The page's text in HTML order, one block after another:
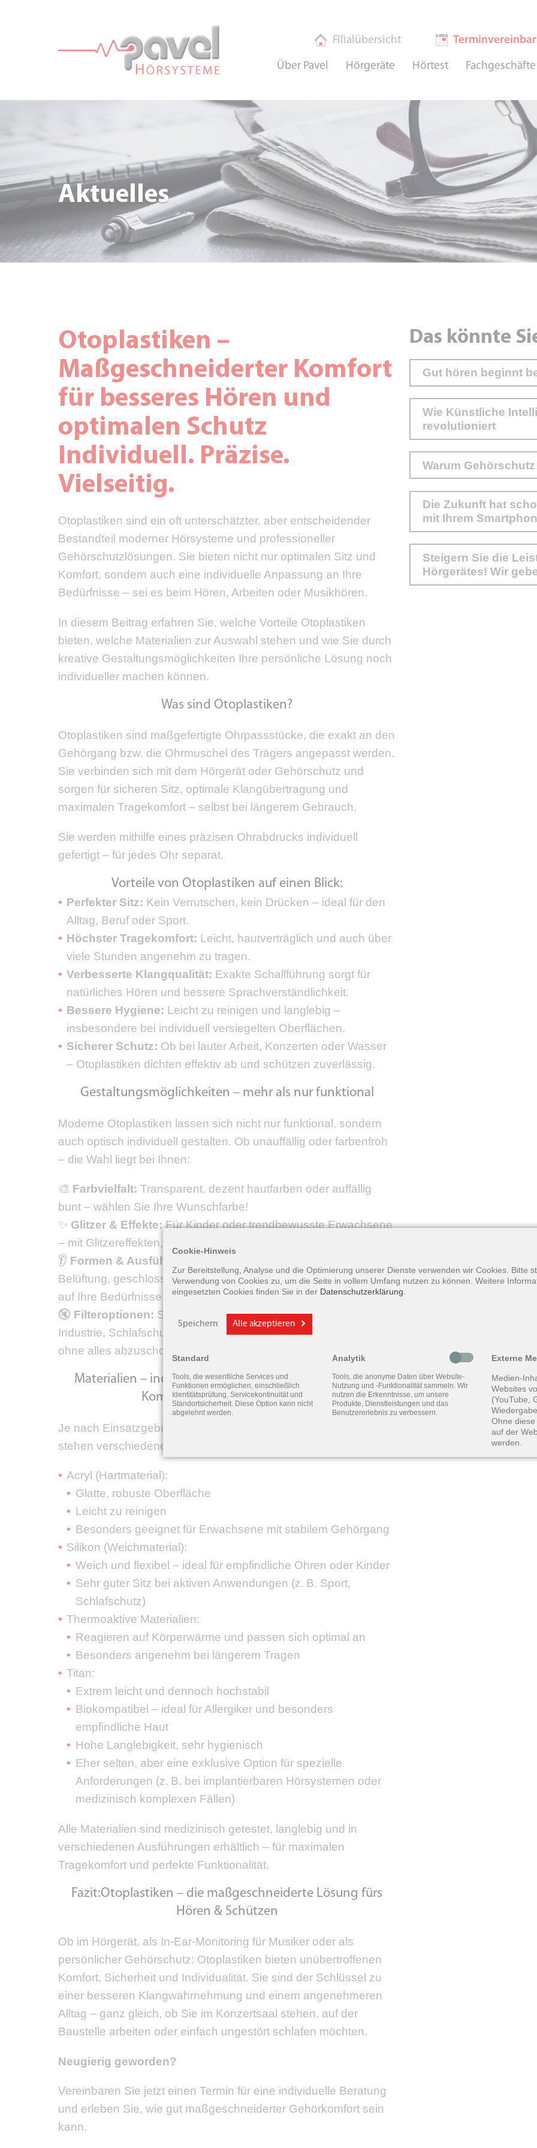
Filialübersicht
Über Pavel Hörgeräte Hörtest Fachgeschäfte
Aktuelles
Otoplastiken –
Maßgeschneiderter Komfort
für besseres Hören und
optimalen Schutz
Individuell. Präzise.
Vielseitig.
Otoplastiken sind ein oft unterschätzter, aber entscheidender
Bestandteil moderner Hörsysteme und professioneller
Gehörschutzlösungen. Sie bieten nicht nur optimalen Sitz und
Komfort, sondern auch eine individuelle Anpassung an Ihre
Bedürfnisse – sei es beim Hören, Arbeiten oder Musikhören.
In diesem Beitrag erfahren Sie, welche Vorteile Otoplastiken
bieten, welche Materialien zur Auswahl stehen und wie Sie durch
kreative Gestaltungsmöglichkeiten Ihre persönliche Lösung noch
individueller machen können.
Was sind Otoplastiken?
Otoplastiken sind maßgefertigte Ohrpassstücke, die exakt an den
Gehörgang bzw. die Ohrmuschel des Trägers angepasst werden.
Sie verbinden sich mit dem Hörgerät oder Gehörschutz und
sorgen für sicheren Sitz, optimale Klangübertragung und
maximalen Tragekomfort – selbst bei längerem Gebrauch.
Sie werden mithilfe eines präzisen Ohrabdrucks individuell
gefertigt – für jedes Ohr separat.
Vorteile von Otoplastiken auf einen Blick:
Perfekter Sitz: Kein Verrutschen, kein Drücken – ideal für den
Alltag, Beruf oder Sport.
Höchster Tragekomfort: Leicht, hautverträglich und auch über
viele Stunden angenehm zu tragen.
Verbesserte Klangqualität: Exakte Schallführung sorgt für
natürliches Hören und bessere Sprachverständlichkeit.
Bessere Hygiene: Leicht zu reinigen und langlebig –
insbesondere bei individuell versiegelten Oberflächen.
Sicherer Schutz: Ob bei lauter Arbeit, Konzerten oder Wasser
– Otoplastiken dichten effektiv ab und schützen zuverlässig.
Gestaltungsmöglichkeiten – mehr als nur funktional
Moderne Otoplastiken lassen sich nicht nur funktional, sondern
auch optisch individuell gestalten. Ob unauffällig oder farbenfroh
– die Wahl liegt bei Ihnen:
🎨 Farbvielfalt: Transparent, dezent hautfarben oder auffällig
bunt – wählen Sie Ihre Wunschfarbe!
✨ Glitzer & Effekte:Für Kinder oder trendbewusste Erwachsene
– mit Glitzereffekten, Mustern oder Farbverläufen.
👂 Formen & Ausführungen:
Belüftung, geschlossene für höhere Dämmwirkung – abgestimmt
auf Ihre Bedürfnisse.
🔇 Filteroptionen: Spezielle Dämmfilter (z. B. für Musiker,
Industrie, Schlafschutz) ermöglichen gezielten Schallschutz,
ohne alles abzuschotten.
Materialien – individuell abgestimmt auf Anwendung,
Komfort & Hautverträglichkeit
Je nach Einsatzgebiet, Hauttyp und persönlichen Vorlieben
stehen verschiedene Materialien für Otoplastiken zur Verfügung:
Acryl (Hartmaterial):
Glatte, robuste Oberfläche
Leicht zu reinigen
Besonders geeignet für Erwachsene mit stabilem Gehörgang
Silikon (Weichmaterial):
Weich und flexibel – ideal für empfindliche Ohren oder Kinder
Sehr guter Sitz bei aktiven Anwendungen (z. B. Sport,
Schlafschutz)
Thermoaktive Materialien:
Reagieren auf Körperwärme und passen sich optimal an
Besonders angenehm bei längerem Tragen
Titan:
Extrem leicht und dennoch hochstabil
Biokompatibel – ideal für Allergiker und besonders
empfindliche Haut
Hohe Langlebigkeit, sehr hygienisch
Eher selten, aber eine exklusive Option für spezielle
Anforderungen (z. B. bei implantierbaren Hörsystemen oder
medizinisch komplexen Fällen)
Alle Materialien sind medizinisch getestet, langlebig und in
verschiedenen Ausführungen erhältlich – für maximalen
Tragekomfort und perfekte Funktionalität.
Fazit:Otoplastiken – die maßgeschneiderte Lösung fürs
Hören & Schützen
Ob im Hörgerät, als In-Ear-Monitoring für Musiker oder als
persönlicher Gehörschutz: Otoplastiken bieten unübertroffenen
Komfort, Sicherheit und Individualität. Sie sind der Schlüssel zu
einer besseren Klangwahrnehmung und einem angenehmeren
Alltag – ganz gleich, ob Sie im Konzertsaal stehen, auf der
Baustelle arbeiten oder einfach ungestört schlafen möchten.
Neugierig geworden?
Vereinbaren Sie jetzt einen Termin für eine individuelle Beratung
und erleben Sie, wie gut maßgeschneiderter Gehörkomfort sein
kann.
Das könnte
Gut hören beginnt
Wie Künstliche
revolutioniert
Warum
Die Zukunft hat
mit Ihrem
Steigern Sie die
Hörgerätes! Wir
Cookie-Hinweis
Zur Bereitstellung, Analyse und die Optimierung unserer Dienste verwenden wir Cookies. Bitte
Verwendung von Cookies zu, um die Seite in vollem Umfang nutzen zu können. Weitere
eingesetzten Cookies finden Sie in der Datenschutzerklärung
Speichern Alle akzeptieren
Standard
Tools, die wesentliche Services und
Funktionen ermöglichen, einschließlich
Identitätsprüfung, Servicekontinuität und
Standortsicherheit. Diese Option kann nicht
abgelehnt werden.
Analytik
Tools, die anonyme Daten über Website-
Nutzung und -Funktionalität sammeln. Wir
nutzen die Erkenntnisse, um unsere
Produkte, Dienstleistungen und das
Benutzererlebnis zu verbessern.
Externe
Medien-
Websites
(YouTube,
Ohne
auf der
werden.